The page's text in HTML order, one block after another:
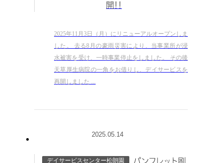
開！！
2025年11月3日（月）にリニューアルオープンしま
した。 去る8月の豪雨災害により、当事業所が浸
水被害を受け、一時事業停止をしました。 その後
天草厚生病院の一角をお借りし、デイサービスを
再開しました ...
2025.05.14
デイサービスセンター松朗園
パンフレット刷